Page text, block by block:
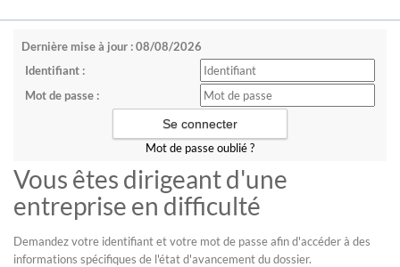
Dernière mise à jour : 08/08/2026
Identifiant :
Mot de passe :
Mot de passe oublié ?
Vous êtes dirigeant d'une
entreprise en difficulté
Demandez votre identifiant et votre mot de passe afin d'accéder à des
informations spécifiques de l'état d'avancement du dossier.